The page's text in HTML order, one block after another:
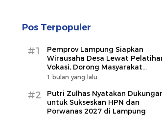
Pos Terpopuler
#1
Pemprov Lampung Siapkan
Wirausaha Desa Lewat
Vokasi, Dorong Masyarakat
Ciptakan Lapangan Kerja
1 bulan yang lalu
#2
Putri Zulhas Nyatakan
untuk Sukseskan HPN dan
Porwanas 2027 di Lampung